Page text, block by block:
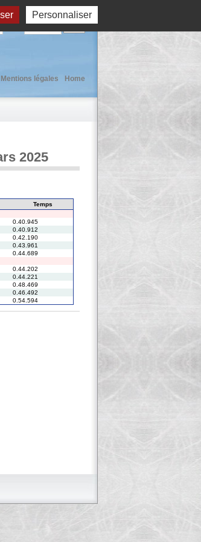
Personnaliser
Home
Mentions légales
2025
Temps
0.40.945
0.40.912
0.42.190
0.43.961
0.44.689
0.44.202
0.44.221
0.48.469
0.46.492
0.54.594